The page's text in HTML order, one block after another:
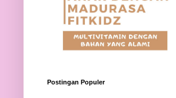
Postingan Populer